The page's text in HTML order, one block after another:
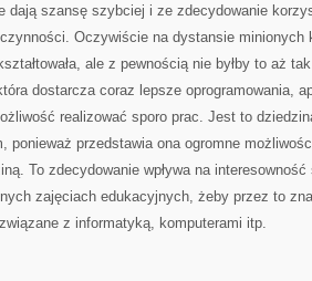
dają szansę szybciej i ze zdecydowanie
Oczywiście na dystansie minionych
ale z pewnością nie byłby to aż
dostarcza coraz lepsze oprogramowania,
realizować sporo prac. Jest to
ponieważ przedstawia ona ogromne
To zdecydowanie wpływa na
zajęciach edukacyjnych, żeby przez to
z informatyką, komputerami itp.